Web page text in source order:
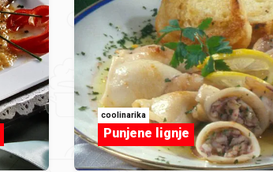
coolinarika
Punjene lignje